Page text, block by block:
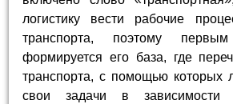
логистику вести рабочие
транспорта, поэтому
формируется его база, где
транспорта, с помощью которых
свои задачи в зависимости